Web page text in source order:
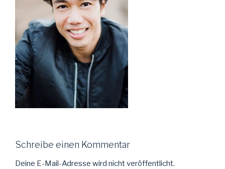
Schreibe einen Kommentar
Deine E-Mail-Adresse wird nicht veröffentlicht.